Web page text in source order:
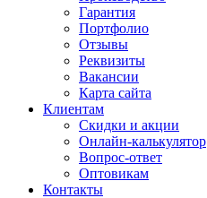
Гарантия
Портфолио
Отзывы
Реквизиты
Вакансии
Карта сайта
Клиентам
Скидки и акции
Онлайн-калькулятор
Вопрос-ответ
Оптовикам
Контакты